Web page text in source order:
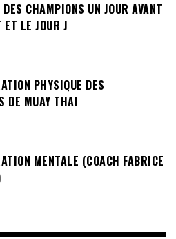
CHAMPIONS UN JOUR AVANT
ET LE JOUR J
PHYSIQUE DES
DE MUAY THAI
MENTALE (COACH FABRICE